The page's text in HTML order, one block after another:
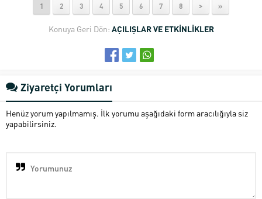
1 2 3 4 5 6 7 8 > »
Konuya Geri Dön: AÇILIŞLAR VE ETKİNLİKLER
Ziyaretçi Yorumları
Henüz yorum yapılmamış. İlk yorumu aşağıdaki form aracılığıyla siz
yapabilirsiniz.